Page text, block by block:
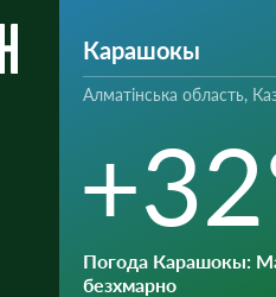
Карашокы
Алматінська область,
Погода Карашокы:
безхмарно